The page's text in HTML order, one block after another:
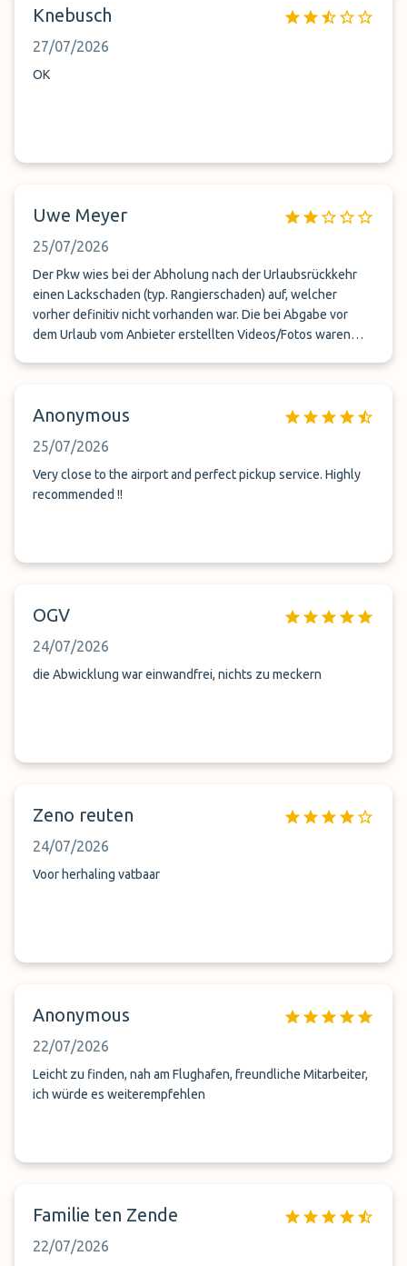
Knebusch
27/07/2026
OK
Uwe Meyer
25/07/2026
Der Pkw wies bei der Abholung nach der Urlaubsrückkehr
einen Lackschaden (typ. Rangierschaden) auf, welcher
vorher definitiv nicht vorhanden war. Die bei Abgabe vor
dem Urlaub vom Anbieter erstellten Videos/Fotos waren
Anonymous
25/07/2026
Very close to the airport and perfect pickup service. Highly
recommended !!
OGV
24/07/2026
die Abwicklung war einwandfrei, nichts zu meckern
Zeno reuten
24/07/2026
Voor herhaling vatbaar
Anonymous
22/07/2026
Leicht zu finden, nah am Flughafen, freundliche Mitarbeiter,
ich würde es weiterempfehlen
Familie ten Zende
22/07/2026